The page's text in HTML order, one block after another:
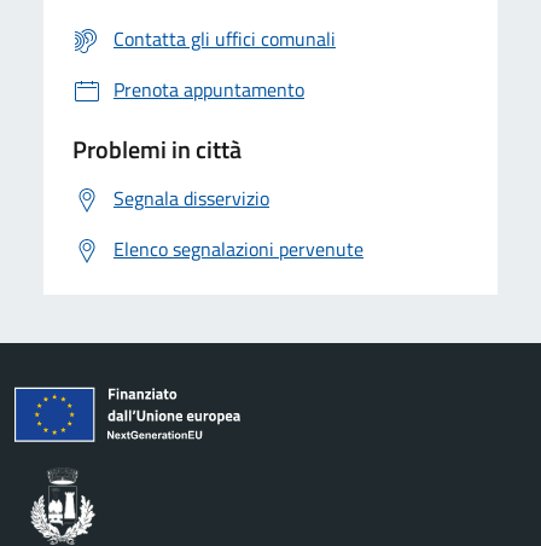
Contatta gli uffici comunali
Prenota appuntamento
Problemi in città
Segnala disservizio
Elenco segnalazioni pervenute